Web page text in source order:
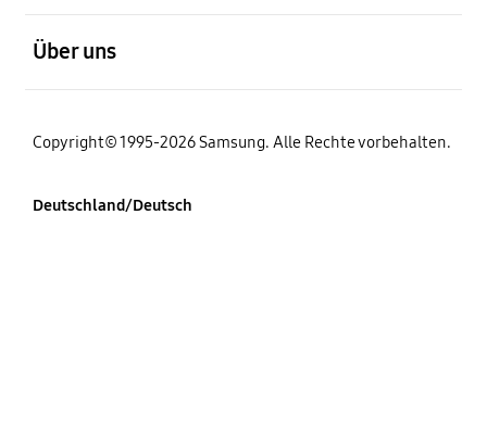
Über uns
Copyright© 1995-2026 Samsung. Alle Rechte vorbehalten.
Deutschland/Deutsch